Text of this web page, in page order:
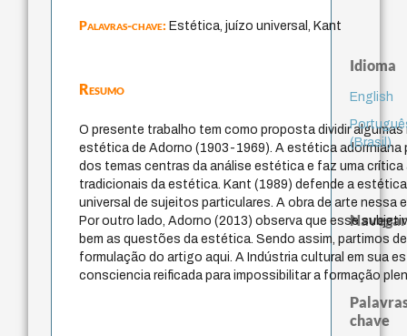
Palavras-chave:Estética, juízo universal, Kant
Resumo
O presente trabalho tem como proposta dividir
estética de Adorno (1903-1969). A estética adorrniana
dos temas centras da análise estética e faz uma
tradicionais da estética. Kant (1989) defende a
universal de sujeitos particulares. A obra de arte nessa
Por outro lado, Adorno (2013) observa que esse
bem as questões da estética. Sendo assim, partimos
formulação do artigo aqui. A Indústria cultural em sua
consciencia reificada para impossibilitar a formação
Idioma
English
(Brasil)
Navegar
chave